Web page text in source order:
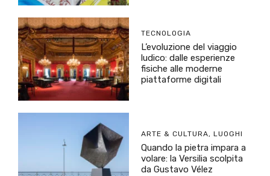
TECNOLOGIA
L’evoluzione del viaggio
ludico: dalle esperienze
fisiche alle moderne
piattaforme digitali
ARTE & CULTURA, LUOGHI
Quando la pietra impara a
volare: la Versilia scolpita
da Gustavo Vélez